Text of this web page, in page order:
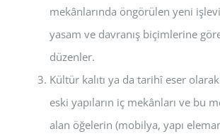
mekânlarında öngörülen yeni
yasam ve davranış biçimlerine
düzenler.
Kültür kalıtı ya da tarihî eser
eski yapıların iç mekânları ve bu
alan öğelerin (mobilya, yapı